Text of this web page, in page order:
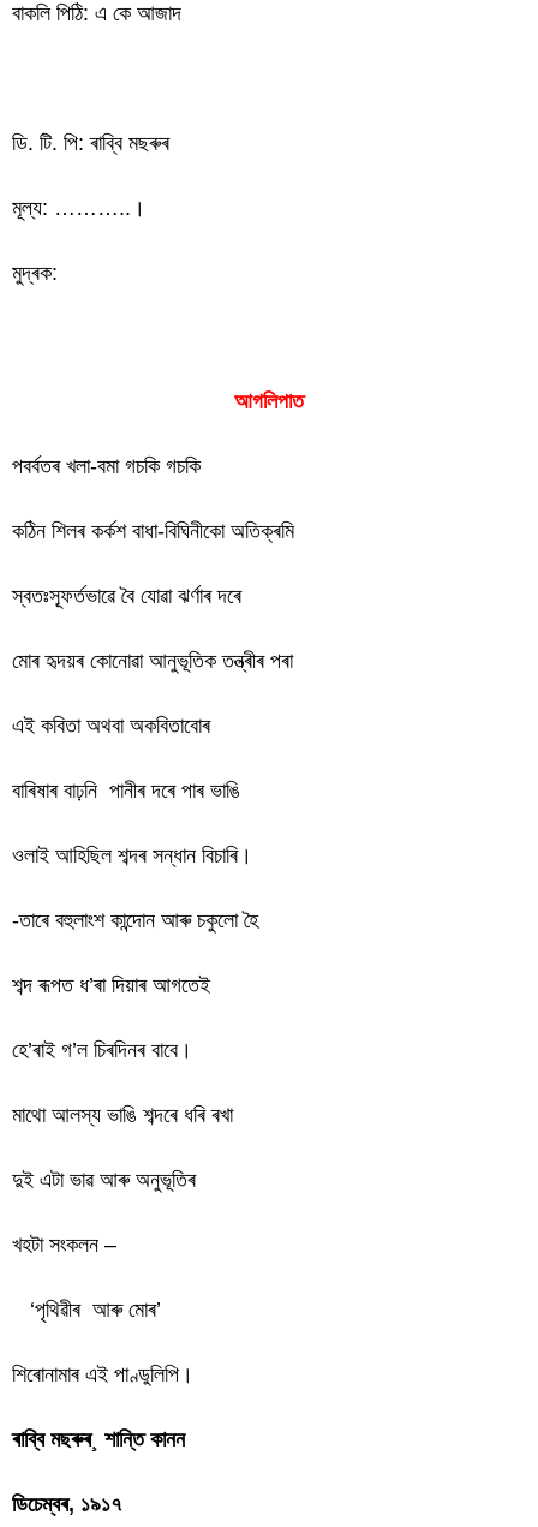
বাকলি পিঠি: এ কে আজাদ
ডি. টি. পি: ৰাব্বি মছৰুৰ
মূল্য: ………..।
মুদ্ৰক:
আগলিপাত
পবৰ্বতৰ খলা-বমা গচকি গচকি
কঠিন শিলৰ কৰ্কশ বাধা-বিঘিনীকো অতিক্ৰমি
স্বতঃস্ফূর্তভাৱে বৈ যোৱা ঝৰ্ণাৰ দৰে
মোৰ হৃদয়ৰ কোনোৱা আনুভূতিক তন্ত্ৰীৰ পৰা
এই কবিতা অথবা অকবিতাবোৰ
বাৰিষাৰ বাঢ়নি পানীৰ দৰে পাৰ ভাঙি
ওলাই আহিছিল শব্দৰ সন্ধান বিচাৰি।
-তাৰে বহুলাংশ কান্দোন আৰু চকুলো হৈ
শব্দ ৰূপত ধ’ৰা দিয়াৰ আগতেই
হে’ৰাই গ’ল চিৰদিনৰ বাবে।
মাথো আলস্য ভাঙি শব্দৰে ধৰি ৰখা
দুই এটা ভাৱ আৰু অনুভূতিৰ
খহটা সংকলন –
‘পৃথিৱীৰ আৰু মোৰ’
শিৰোনামাৰ এই পাণ্ডুলিপি।
ৰাব্বি মছৰুৰ¸ শান্তি কানন
ডিচেম্বৰ, ১৯১৭